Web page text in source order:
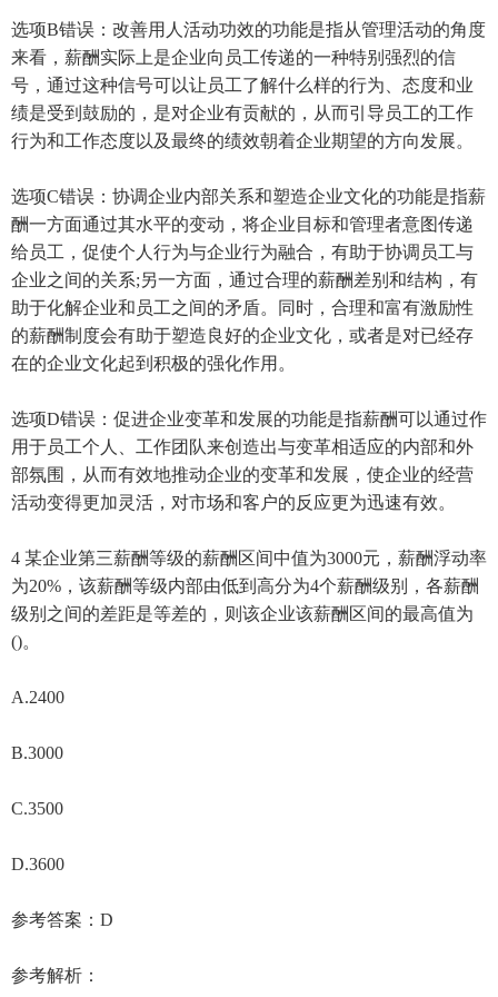
选项B错误：改善用人活动功效的功能是指从管理活动的角度
来看，薪酬实际上是企业向员工传递的一种特别强烈的信
号，通过这种信号可以让员工了解什么样的行为、态度和业
绩是受到鼓励的，是对企业有贡献的，从而引导员工的工作
行为和工作态度以及最终的绩效朝着企业期望的方向发展。
选项C错误：协调企业内部关系和塑造企业文化的功能是指薪
酬一方面通过其水平的变动，将企业目标和管理者意图传递
给员工，促使个人行为与企业行为融合，有助于协调员工与
企业之间的关系;另一方面，通过合理的薪酬差别和结构，有
助于化解企业和员工之间的矛盾。同时，合理和富有激励性
的薪酬制度会有助于塑造良好的企业文化，或者是对已经存
在的企业文化起到积极的强化作用。
选项D错误：促进企业变革和发展的功能是指薪酬可以通过作
用于员工个人、工作团队来创造出与变革相适应的内部和外
部氛围，从而有效地推动企业的变革和发展，使企业的经营
活动变得更加灵活，对市场和客户的反应更为迅速有效。
4 某企业第三薪酬等级的薪酬区间中值为3000元，薪酬浮动率
为20%，该薪酬等级内部由低到高分为4个薪酬级别，各薪酬
级别之间的差距是等差的，则该企业该薪酬区间的最高值为
()。
A.2400
B.3000
C.3500
D.3600
参考答案：D
参考解析：